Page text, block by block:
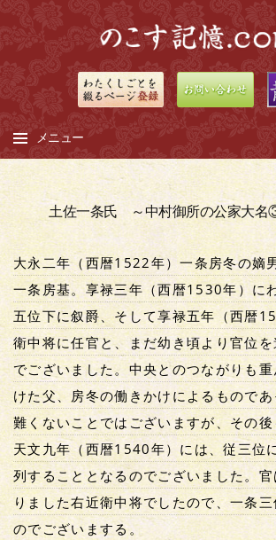
メニュー
コ
ン
テ
ン
ツ
へ
ス
キ
ッ
プ
土佐一条氏 ～中村御所の公家大名
大永二年（西暦1522年）一条房冬の嫡
一条房基。享禄三年（西暦1530年）に
五位下に叙爵、そして享禄五年（西暦
衛中将に任官と、まだ幼き頃より官位
でございました。中央とのつながりも
けた父、房冬の働きかけによるもので
難くないことではございますが、その後
天文九年（西暦1540年）には、従三位
列することとなるのでございました。
りました右近衛中将でしたので、一条
のでございまする。